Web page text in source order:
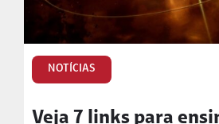
NOTÍCIAS
Veja 7 links para